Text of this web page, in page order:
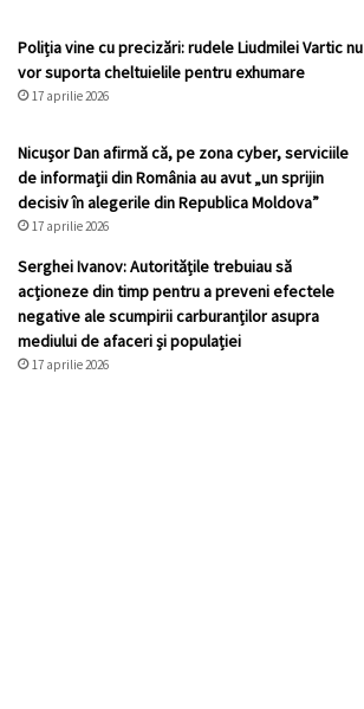
Poliția vine cu precizări: rudele Liudmilei Vartic nu
vor suporta cheltuielile pentru exhumare
17 aprilie 2026
Nicușor Dan afirmă că, pe zona cyber, serviciile
de informații din România au avut „un sprijin
decisiv în alegerile din Republica Moldova”
17 aprilie 2026
Serghei Ivanov: Autoritățile trebuiau să
acționeze din timp pentru a preveni efectele
negative ale scumpirii carburanților asupra
mediului de afaceri și populației
17 aprilie 2026